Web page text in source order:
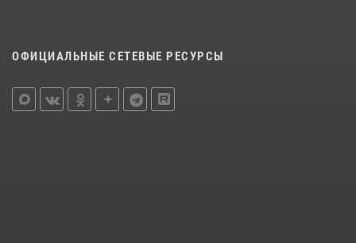
ОФИЦИАЛЬНЫЕ СЕТЕВЫЕ РЕСУРСЫ